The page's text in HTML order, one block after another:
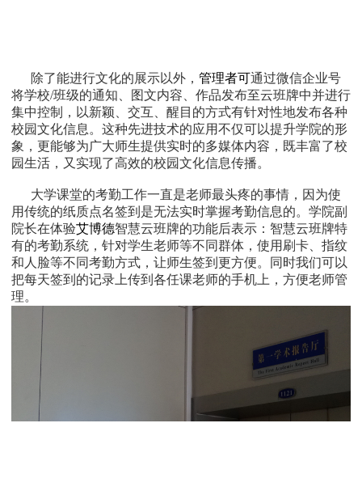
除了能进行文化的展示以外， 管理者可通过微信企业号
将学校/班级的通知、图文内容、作品发布至云班牌中并进行
集中控制，以新颖、交互、醒目的方式有针对性地发布各种
校园文化信息。这种先进技术的应用不仅可以提升学院的形
象，更能够为广大师生提供实时的多媒体内容，既丰富了校
园生活，又实现了高效的校园文化信息传播。
大学课堂的考勤工作一直是老师最头疼的事情，因为使
用传统的纸质点名签到是无法实时掌握考勤信息的。学院副
院长在体验艾博德智慧云班牌的功能后表示：智慧云班牌特
有的考勤系统，针对学生老师等不同群体，使用刷卡、指纹
和人脸等不同考勤方式，让师生签到更方便。同时我们可以
把每天签到的记录上传到各任课老师的手机上，方便老师管
理。